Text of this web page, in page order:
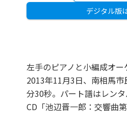
デジタル版
左手のピアノと小編成オー
2013年11月3日、南相馬
分30秒。パート譜はレンタ
CD「池辺晋一郎：交響曲